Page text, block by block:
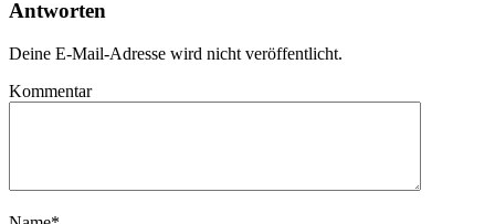
Antworten
Deine E-Mail-Adresse wird nicht veröffentlicht.
Kommentar